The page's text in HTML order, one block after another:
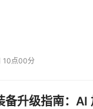
议。
10点00分
备升级指南：AI